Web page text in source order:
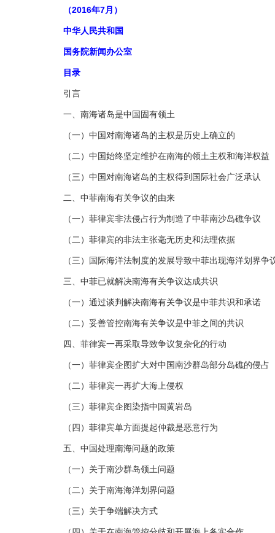
（2016年7月）
中华人民共和国
国务院新闻办公室
目录
引言
一、南海诸岛是中国固有领土
（一）中国对南海诸岛的主权是历史上确立的
（二）中国始终坚定维护在南海的领土主权和海洋权益
（三）中国对南海诸岛的主权得到国际社会广泛承认
二、中菲南海有关争议的由来
（一）菲律宾非法侵占行为制造了中菲南沙岛礁争议
（二）菲律宾的非法主张毫无历史和法理依据
（三）国际海洋法制度的发展导致中菲出现海洋划界争
三、中菲已就解决南海有关争议达成共识
（一）通过谈判解决南海有关争议是中菲共识和承诺
（二）妥善管控南海有关争议是中菲之间的共识
四、菲律宾一再采取导致争议复杂化的行动
（一）菲律宾企图扩大对中国南沙群岛部分岛礁的侵占
（二）菲律宾一再扩大海上侵权
（三）菲律宾企图染指中国黄岩岛
（四）菲律宾单方面提起仲裁是恶意行为
五、中国处理南海问题的政策
（一）关于南沙群岛领土问题
（二）关于南海海洋划界问题
（三）关于争端解决方式